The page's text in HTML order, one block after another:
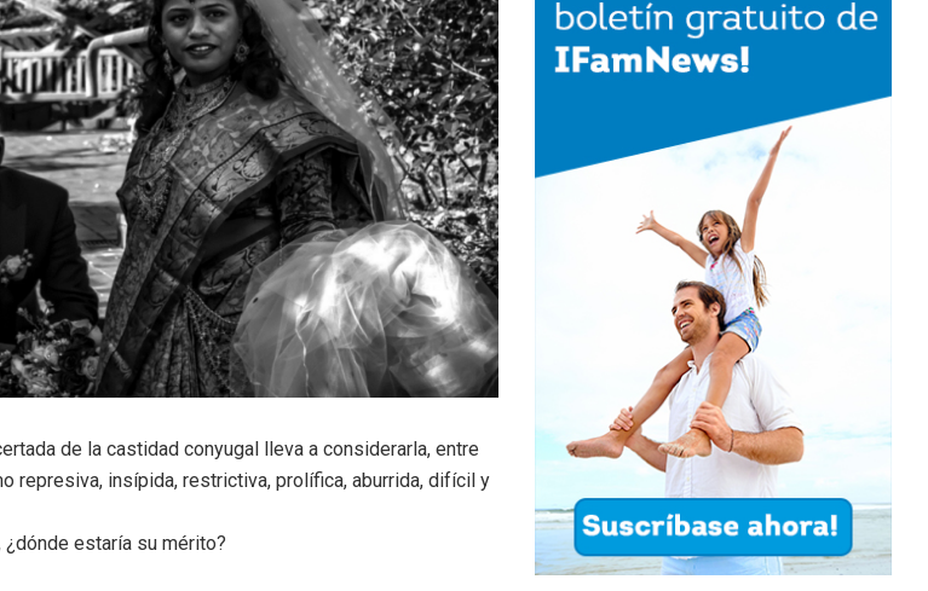
de la castidad conyugal lleva a considerarla, entre
represiva, insípida, restrictiva, prolífica, aburrida, difícil y
estaría su mérito?